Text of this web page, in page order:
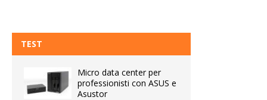
TEST
Micro data center per
professionisti con ASUS e
Asustor